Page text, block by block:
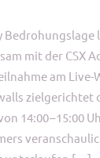
mit der CSX
am Live-
zielgerichtet
14:00 – 15:00